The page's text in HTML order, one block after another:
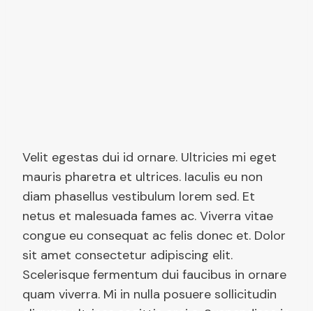
Velit egestas dui id ornare. Ultricies mi eget
mauris pharetra et ultrices. Iaculis eu non
diam phasellus vestibulum lorem sed. Et
netus et malesuada fames ac. Viverra vitae
congue eu consequat ac felis donec et. Dolor
sit amet consectetur adipiscing elit.
Scelerisque fermentum dui faucibus in ornare
quam viverra. Mi in nulla posuere sollicitudin